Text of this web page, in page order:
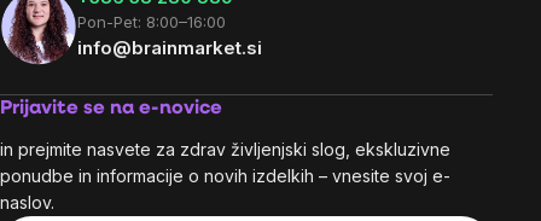
Pon-Pet: 8:00–16:00
info@brainmarket.si
Prijavite se na e-novice
in prejmite nasvete za zdrav življenjski slog, ekskluzivne
ponudbe in informacije o novih izdelkih – vnesite svoj e-
naslov.